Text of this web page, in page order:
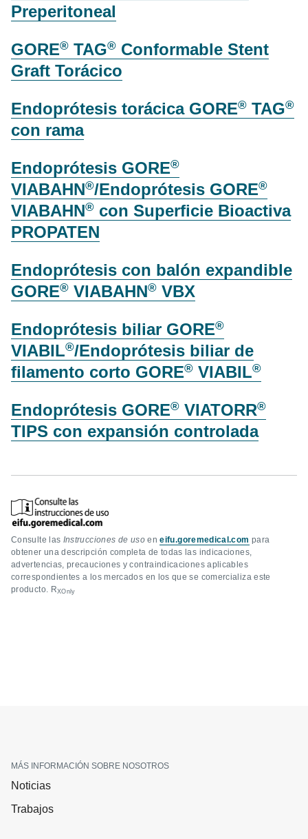
Preperitoneal
GORE® TAG® Conformable Stent
Graft Torácico
Endoprótesis torácica GORE® TAG®
con rama
Endoprótesis GORE®
VIABAHN®/Endoprótesis GORE®
VIABAHN® con Superficie Bioactiva
PROPATEN
Endoprótesis con balón expandible
GORE® VIABAHN® VBX
Endoprótesis biliar GORE®
VIABIL®/Endoprótesis biliar de
filamento corto GORE® VIABIL®
Endoprótesis GORE® VIATORR®
TIPS con expansión controlada
Consulte las Instrucciones de usoeneifu.goremedical.com para
obtener una descripción completa de todas las indicaciones,
advertencias, precauciones y contraindicaciones aplicables
correspondientes a los mercados en los que se comercializa este
producto. RXOnly
MÁS INFORMACIÓN SOBRE NOSOTROS
Noticias
Trabajos